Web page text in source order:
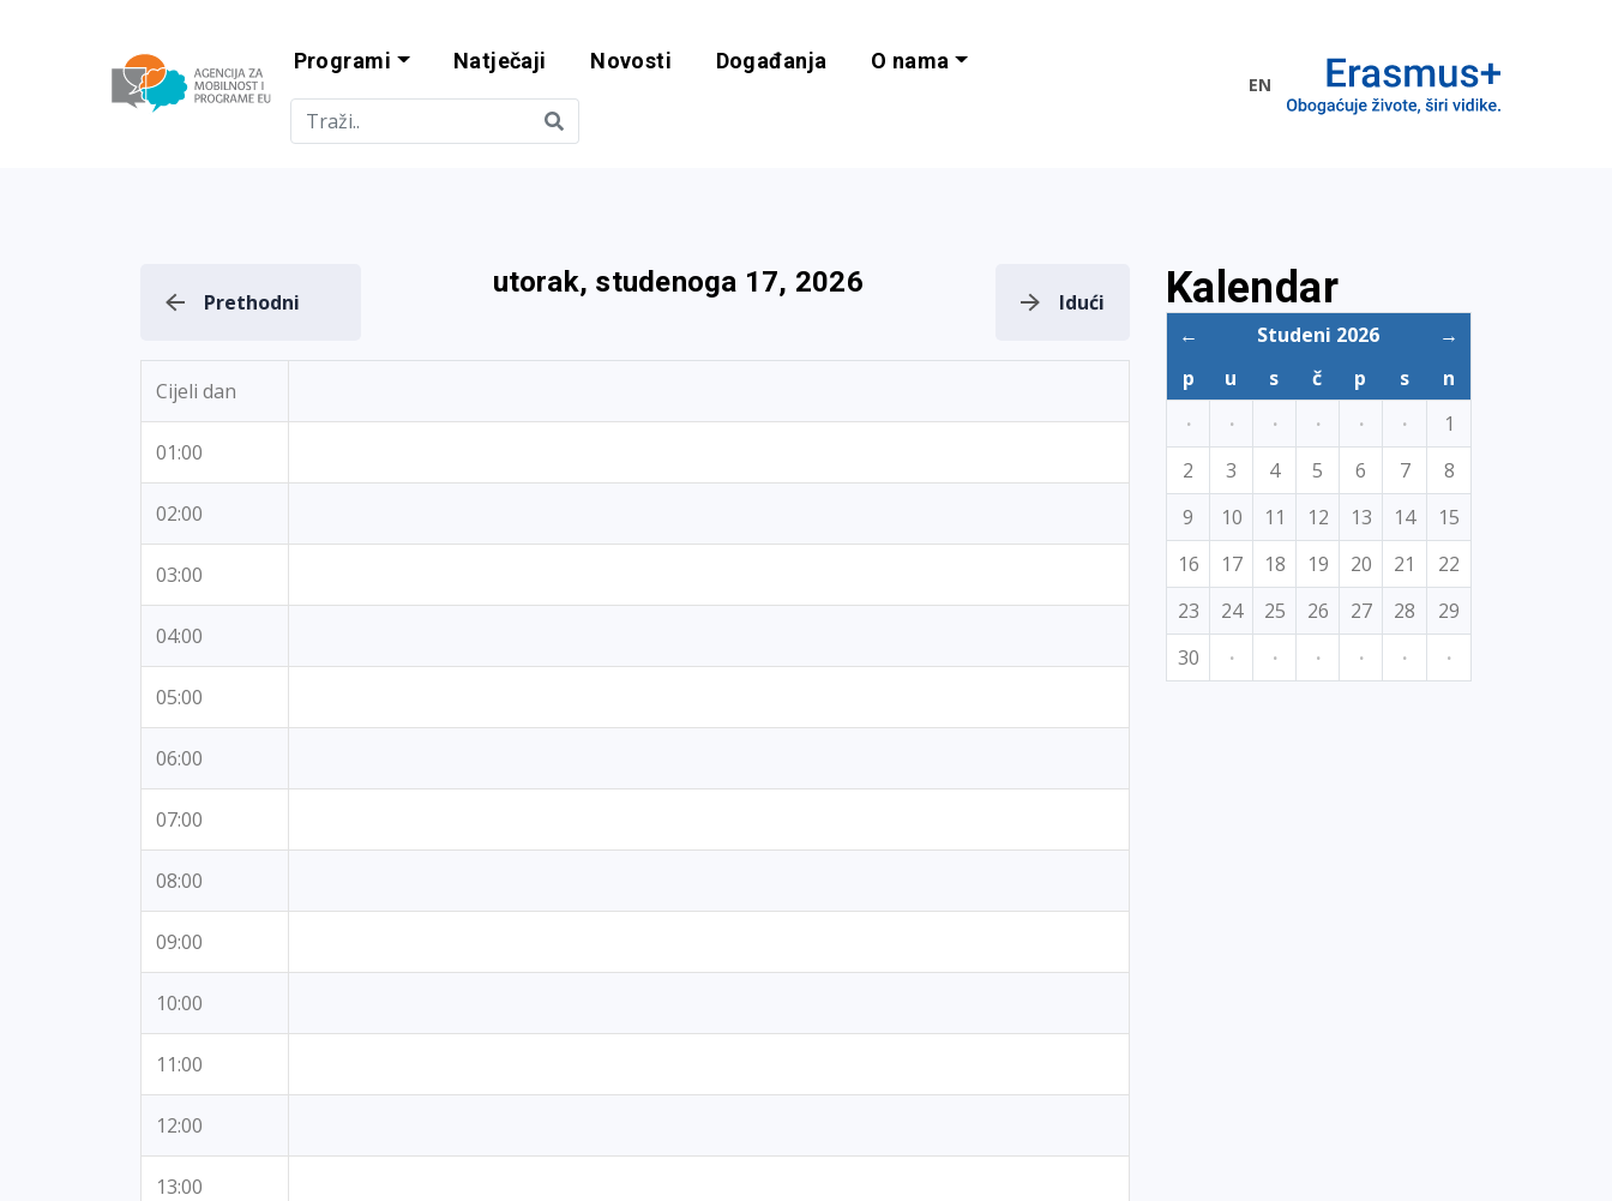
Agencija za mobilnost i programe EU
Programi Natječaji Novosti Događanja O nama
EN
Prethodni
utorak, studenoga 17, 2026
Idući
Cijeli dan
01:00
02:00
03:00
04:00
05:00
06:00
07:00
08:00
09:00
10:00
11:00
12:00
13:00
Kalendar
← Studeni 2026
→
p
u s č p s
n
·
· · · · ·
1
2
3 4 5 6 7
8
9
10 11 12 13 14
15
16
17 18 19 20 21
22
23
24 25 26 27 28
29
30
· · · · · ·